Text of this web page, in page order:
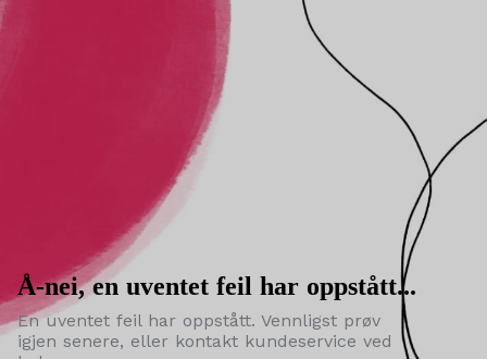
Å-nei, en uventet feil har oppstått...
En uventet feil har oppstått. Vennligst prøv
igjen senere, eller kontakt kundeservice ved